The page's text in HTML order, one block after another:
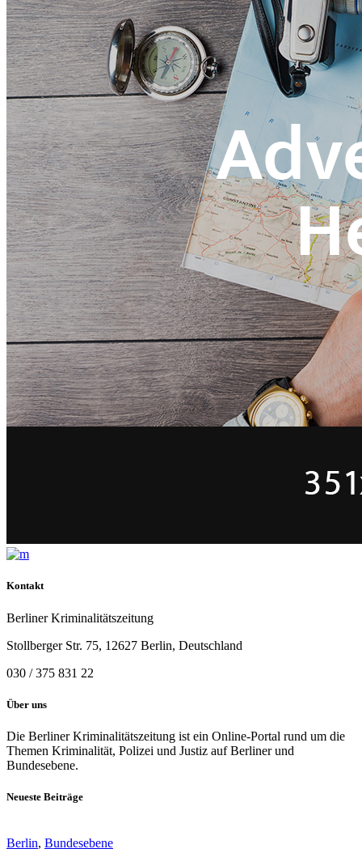
Kontakt
Berliner Kriminalitätszeitung
Stollberger Str. 75, 12627 Berlin, Deutschland
030 / 375 831 22
Über uns
Die Berliner Kriminalitätszeitung ist ein Online-Portal rund um die
Themen Kriminalität, Polizei und Justiz auf Berliner und
Bundesebene.
Neueste Beiträge
Berlin, Bundesebene